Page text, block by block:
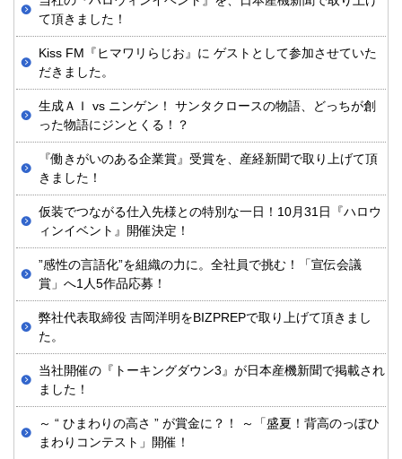
て頂きました！
Kiss FM『ヒマワリらじお』に ゲストとして参加させていた
だきました。
生成ＡＩ vs ニンゲン！ サンタクロースの物語、どっちが創
った物語にジンとくる！？
『働きがいのある企業賞』受賞を、産経新聞で取り上げて頂
きました！
仮装でつながる仕入先様との特別な一日！10月31日『ハロウ
ィンイベント』開催決定！
”感性の言語化”を組織の力に。全社員で挑む！「宣伝会議
賞」へ1人5作品応募！
弊社代表取締役 吉岡洋明をBIZPREPで取り上げて頂きまし
た。
当社開催の『トーキングダウン3』が日本産機新聞で掲載され
ました！
～ “ ひまわりの高さ ” が賞金に？！ ～「盛夏！背高のっぽひ
まわりコンテスト」開催！